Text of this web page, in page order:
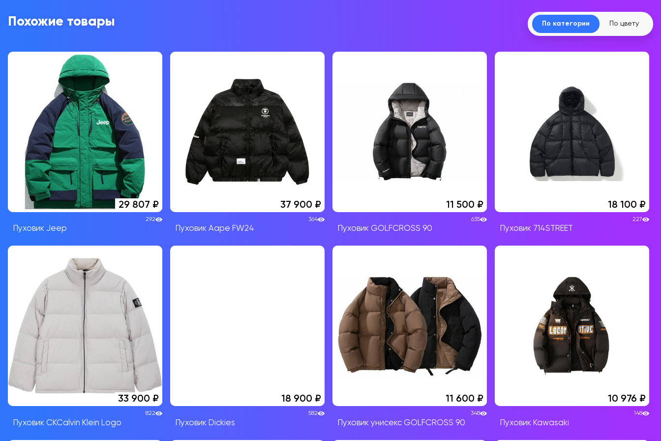
Похожие товары По категории По цвету
29 807
Пуховик Jeep
292
37 900
Пуховик Aape FW24
364
11 500
Пуховик GOLFCROSS 90
635
18 100
Пуховик 714STREET
227
33 900
Пуховик CKCalvin Klein Logo
822
18 900
Пуховик Dickies
582
11 600
Пуховик унисекс GOLFCROSS 90
348
10 976
Пуховик Kawasaki
148